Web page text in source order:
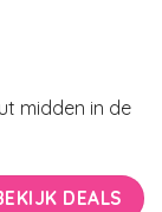
midden in de
DEALS